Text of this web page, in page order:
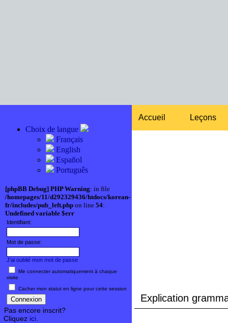
Choix de langue
Français
English
Español
Português
[phpBB Debug] PHP Warning: in file
/homepages/11/d292329436/htdocs/korean-
fr/includes/pub_left.php on line 54:
Undefined variable $err
Identifiant:
Mot de passe:
J'ai oublié mon mot de passe
Me connecter automatiquement à chaque
visite
Cacher mon statut en ligne pour cette session
Pas encore inscrit?
Cliquez ici
Accueil Leçons
Explication